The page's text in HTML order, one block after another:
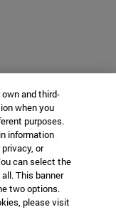
and third-
when you
purposes.
information
or
can select the
This banner
two options.
please visit